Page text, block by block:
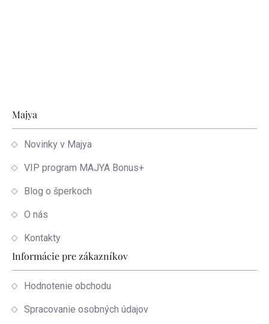
Zápätie
Majya
Novinky v Majya
VIP program MAJYA Bonus+
Blog o šperkoch
O nás
Kontakty
Informácie pre zákazníkov
Hodnotenie obchodu
Spracovanie osobných údajov